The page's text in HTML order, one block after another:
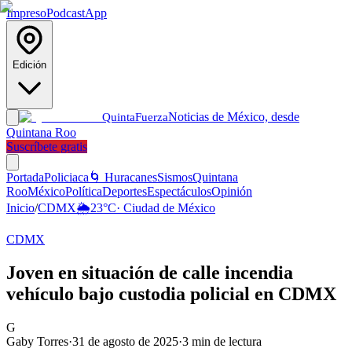
ImpresoPodcastApp
Edición
QuintaFuerzaNoticias de México, desde
Quintana Roo
Suscríbete gratis
PortadaPoliciaca 🌀 HuracanesSismosQuintana
RooMéxicoPolíticaDeportesEspectáculosOpinión
Inicio/CDMX🌦️23°C· Ciudad de México
CDMX
Joven en situación de calle incendia
vehículo bajo custodia policial en CDMX
G
Gaby Torres·31 de agosto de 2025·3 min de lectura